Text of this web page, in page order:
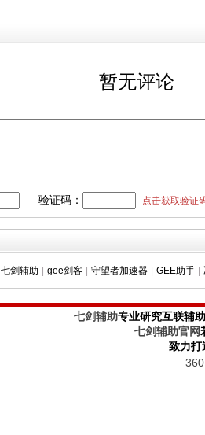
暂无评论
验证码： 点击获取验证
七剑辅助 gee剑客 守望者加速器 GEE助手
七剑辅助专业研究互联辅
七剑辅助官网
致力打